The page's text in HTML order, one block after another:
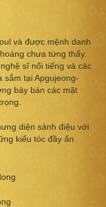
và được mệnh danh
chưa từng thấy.
sĩ nổi tiếng và các
sắm tại Apgujeong-
bày bán các mặt
diện sành điệu với
kiểu tóc đầy ấn